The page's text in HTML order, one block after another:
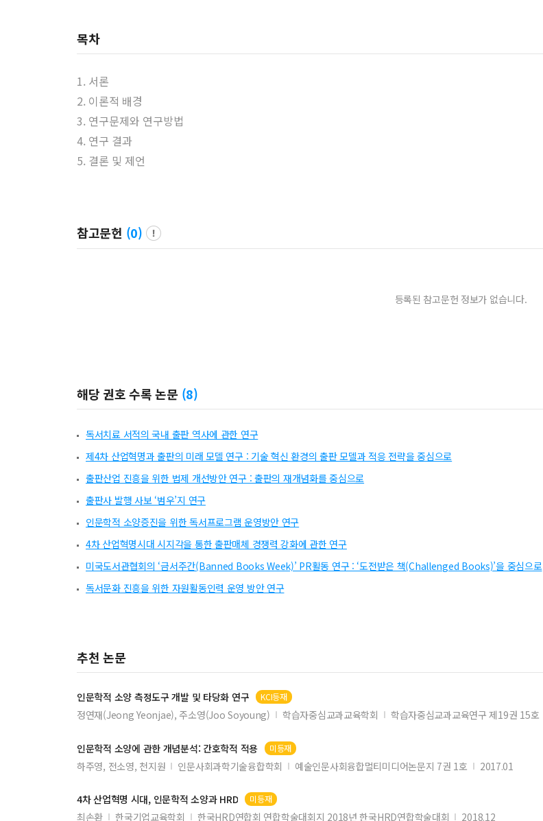
목차
1. 서론
2. 이론적 배경
3. 연구문제와 연구방법
4. 연구 결과
5. 결론 및 제언
참고문헌 (0)
등록된 참고문헌 정보가 없습니다.
해당 권호 수록 논문 (8)
독서치료 서적의 국내 출판 역사에 관한 연구
제4차 산업혁명과 출판의 미래 모델 연구 : 기술 혁신 환경의 출판 모델과 적응 전략을 중심으로
출판산업 진흥을 위한 법제 개선방안 연구 : 출판의 재개념화를 중심으로
출판사 발행 사보 ‘범우’지 연구
인문학적 소양증진을 위한 독서프로그램 운영방안 연구
4차 산업혁명시대 시지각을 통한 출판매체 경쟁력 강화에 관한 연구
미국도서관협회의 ‘금서주간(Banned Books Week)’ PR활동 연구 : ‘도전받은 책(Challenged Books)’을 중심으로
독서문화 진흥을 위한 자원활동인력 운영 방안 연구
추천 논문
인문학적 소양 측정도구 개발 및 타당화 연구 KCI등재
정연재(Jeong Yeonjae), 주소영(Joo Soyoung) 학습자중심교과교육학회 학습자중심교과교육연구 제19권 15호
인문학적 소양에 관한 개념분석: 간호학적 적용 미등재
하주영, 전소영, 천지원 인문사회과학기술융합학회 예술인문사회융합멀티미디어논문지 7권 1호 2017.01
4차 산업혁명 시대, 인문학적 소양과 HRD 미등재
최손환 한국기업교육학회 한국HRD연합회 연합학술대회지 2018년 한국HRD연합학술대회 2018.12